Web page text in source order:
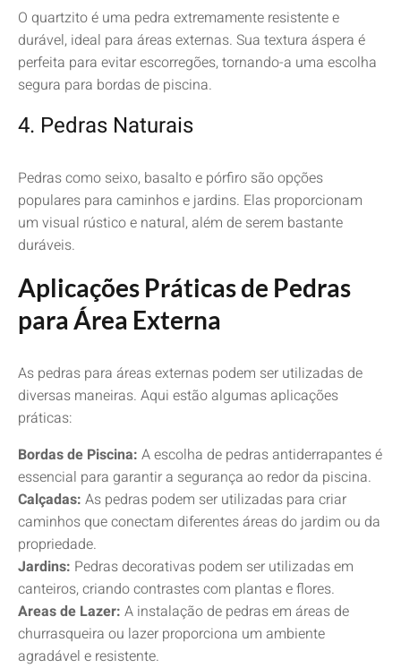
O quartzito é uma pedra extremamente resistente e
durável, ideal para áreas externas. Sua textura áspera é
perfeita para evitar escorregões, tornando-a uma escolha
segura para bordas de piscina.
4. Pedras Naturais
Pedras como seixo, basalto e pórfiro são opções
populares para caminhos e jardins. Elas proporcionam
um visual rústico e natural, além de serem bastante
duráveis.
Aplicações Práticas de Pedras
para Área Externa
As pedras para áreas externas podem ser utilizadas de
diversas maneiras. Aqui estão algumas aplicações
práticas:
Bordas de Piscina: A escolha de pedras antiderrapantes é
essencial para garantir a segurança ao redor da piscina.
Calçadas: As pedras podem ser utilizadas para criar
caminhos que conectam diferentes áreas do jardim ou da
propriedade.
Jardins: Pedras decorativas podem ser utilizadas em
canteiros, criando contrastes com plantas e flores.
Areas de Lazer: A instalação de pedras em áreas de
churrasqueira ou lazer proporciona um ambiente
agradável e resistente.